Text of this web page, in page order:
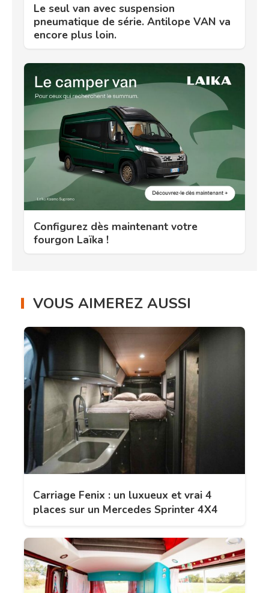
Le seul van avec suspension
pneumatique de série. Antilope VAN va
encore plus loin.
Configurez dès maintenant votre
fourgon Laïka !
VOUS AIMEREZ AUSSI
Carriage Fenix : un luxueux et vrai 4
places sur un Mercedes Sprinter 4X4